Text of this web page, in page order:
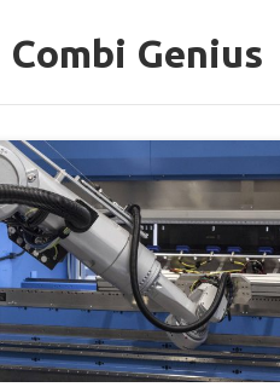
Combi Genius